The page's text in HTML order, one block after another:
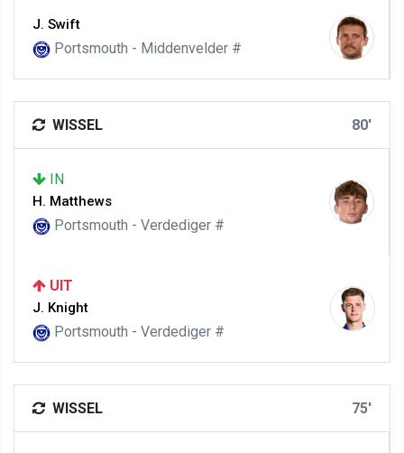
J. Swift
Portsmouth - Middenvelder #
WISSEL 80'
IN
H. Matthews
Portsmouth - Verdediger #
UIT
J. Knight
Portsmouth - Verdediger #
WISSEL 75'